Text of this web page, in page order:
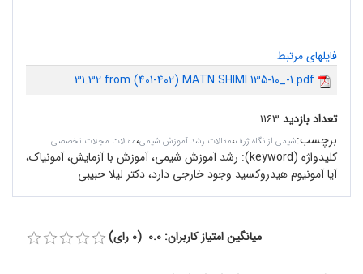
فایلهای مرتبط
31.32 from (401-402) MATN SHIMI 135-10_-1.pdf
تعداد بازدید ۱۱۶۳
برچسب:شیمی از نگاه ژرف،مقالات رشد آموزش شیمی،مقالات مجلات تخصصی
کلیدواژه (keyword):
رشد آموزش شیمی، آموزش با آزمایش، آمونیاک،
آیا آمونیوم هیدروکسید وجود خارجی دارد، دکتر لیلا حبیبی
میانگین امتیاز کاربران: 0.0 (0 رای)